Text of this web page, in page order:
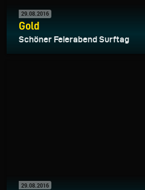
29.08.2016
Gold
Schöner Feierabend Surftag
29.08.2016